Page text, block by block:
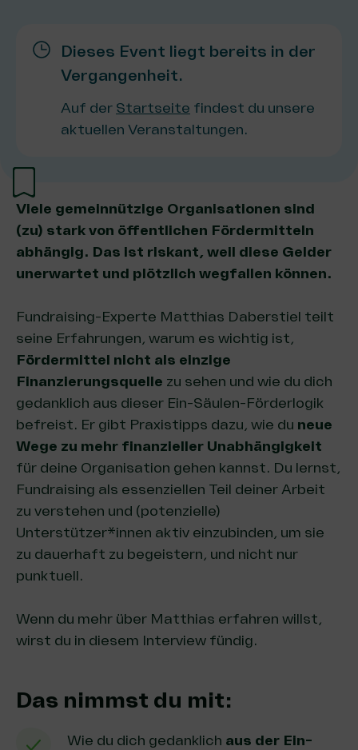
Dieses Event liegt bereits in der
Vergangenheit.
Auf der Startseite findest du unsere
aktuellen Veranstaltungen.
Viele gemeinnützige Organisationen sind
(zu) stark von öffentlichen Fördermitteln
abhängig. Das ist riskant, weil diese Gelder
unerwartet und plötzlich wegfallen können.
Fundraising-Experte Matthias Daberstiel teilt
seine Erfahrungen, warum es wichtig ist,
Fördermittel nicht als einzige
Finanzierungsquelle zu sehen und wie du dich
gedanklich aus dieser Ein-Säulen-Förderlogik
befreist. Er gibt Praxistipps dazu, wie du neue
Wege zu mehr finanzieller Unabhängigkeit
für deine Organisation gehen kannst. Du lernst,
Fundraising als essenziellen Teil deiner Arbeit
zu verstehen und (potenzielle)
Unterstützer*innen aktiv einzubinden, um sie
zu dauerhaft zu begeistern, und nicht nur
punktuell.
Wenn du mehr über Matthias erfahren willst,
wirst du in diesem Interview fündig.
Das nimmst du mit:
Wie du dich gedanklich aus der Ein-